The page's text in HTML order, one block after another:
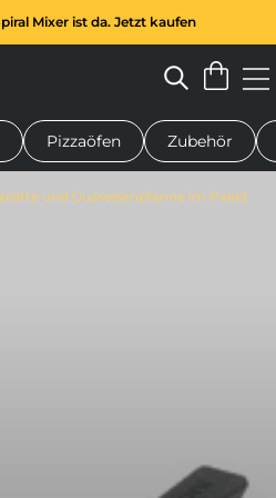
Mixer ist da. Jetzt kaufen
Geschenke Servierbretter
Pizzaöfen Zubehör
und Gusseisenpfanne im Paket